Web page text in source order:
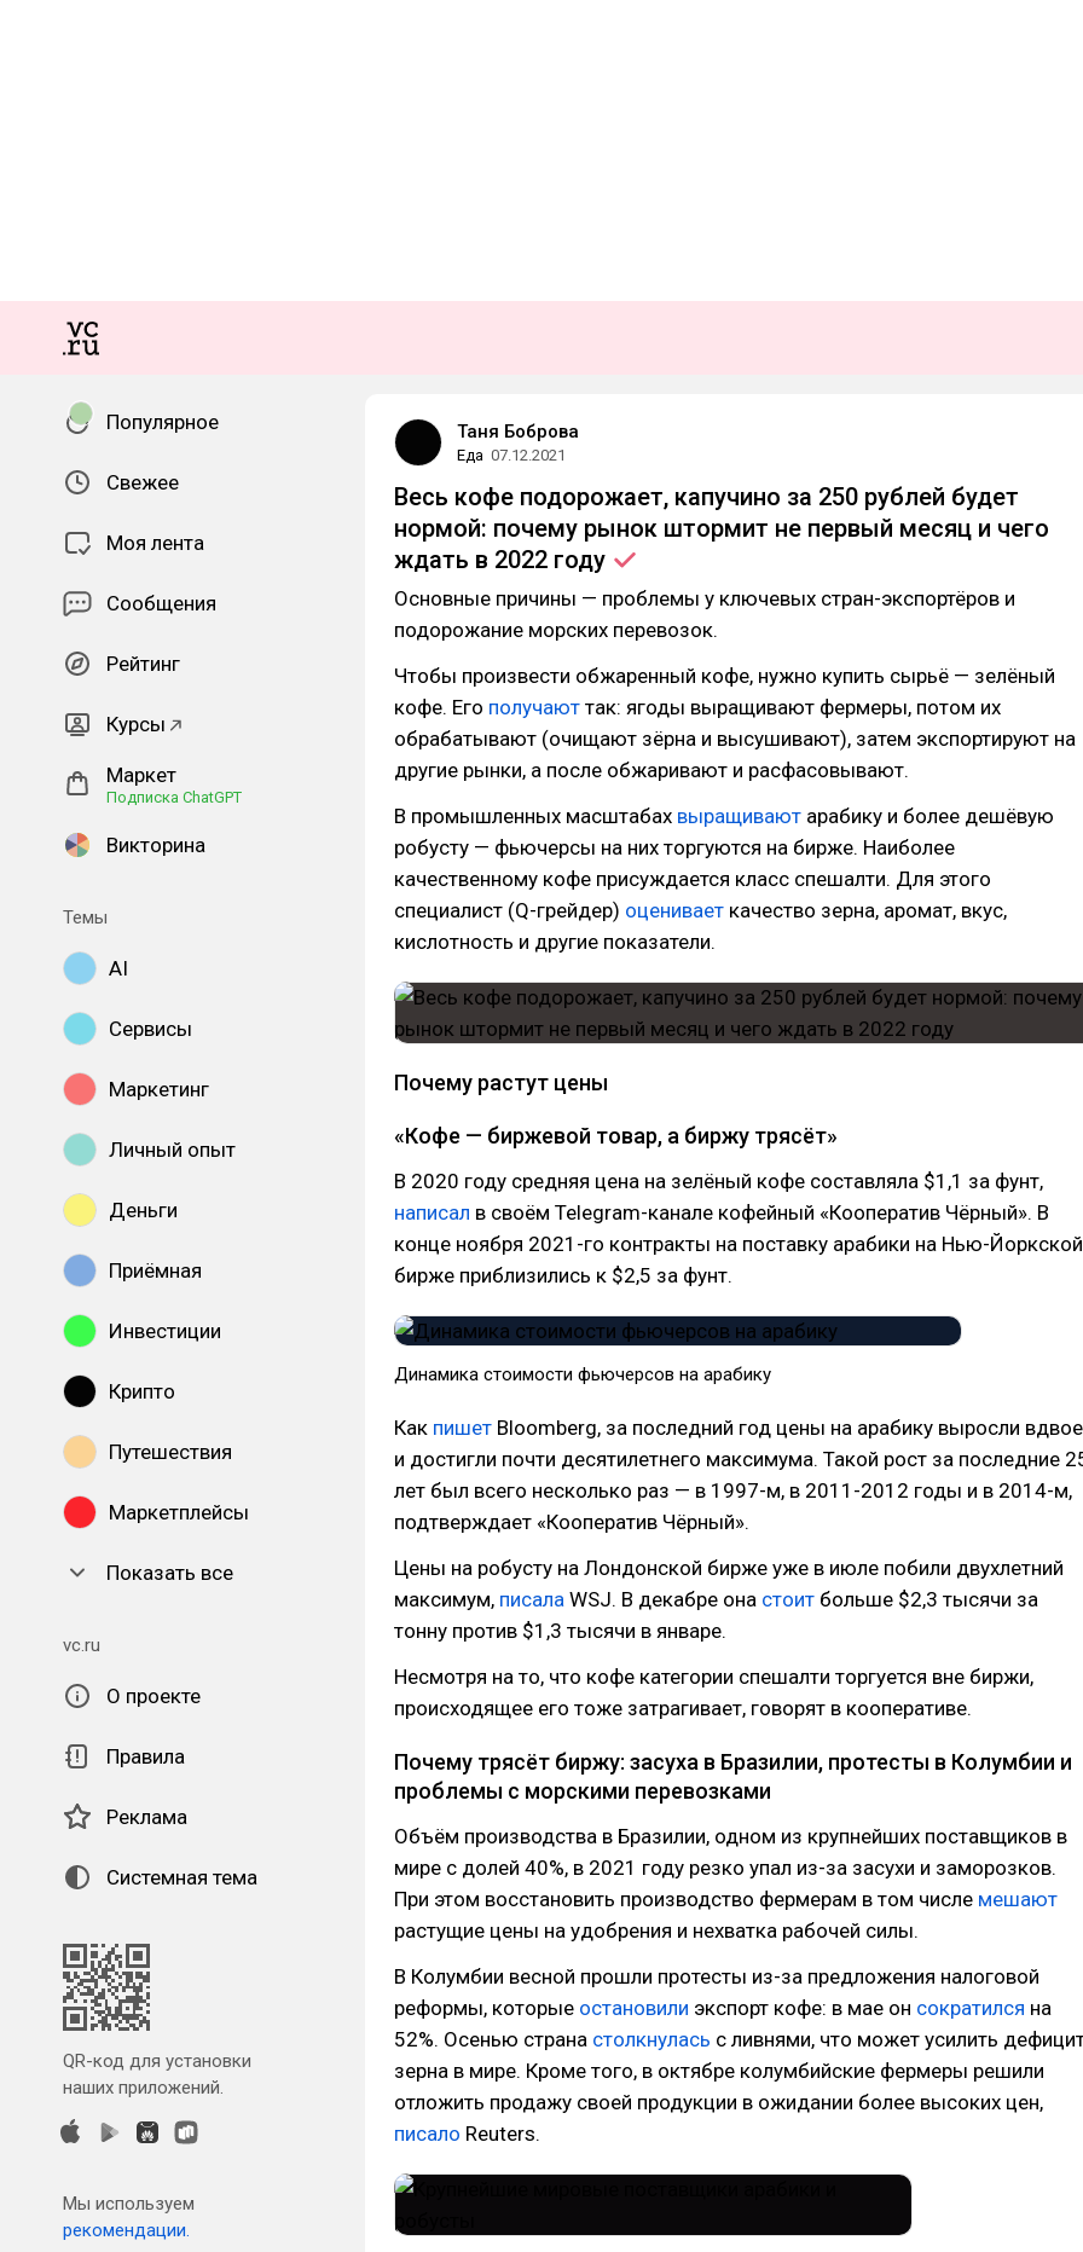
Популярное
Свежее
Моя лента
Сообщения
Рейтинг
Курсы
Маркет
Подписка ChatGPT
Викторина
Темы
AI
Сервисы
Маркетинг
Личный опыт
Деньги
Приёмная
Инвестиции
Крипто
Путешествия
Маркетплейсы
Показать все
vc.ru
О проекте
Правила
Реклама
Системная тема
QR-код для установки
наших приложений.
Мы используем
рекомендации.
Таня Боброва
Еда 07.12.2021
Весь кофе подорожает, капучино за 250 рублей будет
нормой: почему рынок штормит не первый месяц и чего
ждать в 2022 году
Основные причины — проблемы у ключевых стран-экспортёров и
подорожание морских перевозок.
Чтобы произвести обжаренный кофе, нужно купить сырьё — зелёный
кофе. Его получают так: ягоды выращивают фермеры, потом их
обрабатывают (очищают зёрна и высушивают), затем экспортируют на
другие рынки, а после обжаривают и расфасовывают.
В промышленных масштабах выращивают арабику и более дешёвую
робусту — фьючерсы на них торгуются на бирже. Наиболее
качественному кофе присуждается класс спешалти. Для этого
специалист (Q-грейдер) оценивает качество зерна, аромат, вкус,
кислотность и другие показатели.
Почему растут цены
«Кофе — биржевой товар, а биржу трясёт»
В 2020 году средняя цена на зелёный кофе составляла $1,1 за фунт,
написал в своём Telegram-канале кофейный «Кооператив Чёрный». В
конце ноября 2021-го контракты на поставку арабики на Нью-Йоркской
бирже приблизились к $2,5 за фунт.
Динамика стоимости фьючерсов на арабику
Как пишет Bloomberg, за последний год цены на арабику выросли вдвое
и достигли почти десятилетнего максимума. Такой рост за последние
лет был всего несколько раз — в 1997-м, в 2011-2012 годы и в 2014-м,
подтверждает «Кооператив Чёрный».
Цены на робусту на Лондонской бирже уже в июле побили двухлетний
максимум, писала WSJ. В декабре она стоит больше $2,3 тысячи за
тонну против $1,3 тысячи в январе.
Несмотря на то, что кофе категории спешалти торгуется вне биржи,
происходящее его тоже затрагивает, говорят в кооперативе.
Почему трясёт биржу: засуха в Бразилии, протесты в Колумбии и
проблемы с морскими перевозками
Объём производства в Бразилии, одном из крупнейших поставщиков в
мире с долей 40%, в 2021 году резко упал из-за засухи и заморозков.
При этом восстановить производство фермерам в том числе мешают
растущие цены на удобрения и нехватка рабочей силы.
В Колумбии весной прошли протесты из-за предложения налоговой
реформы, которые остановили экспорт кофе: в мае он сократился на
52%. Осенью страна столкнулась с ливнями, что может усилить
зерна в мире. Кроме того, в октябре колумбийские фермеры решили
отложить продажу своей продукции в ожидании более высоких цен,
писало Reuters.